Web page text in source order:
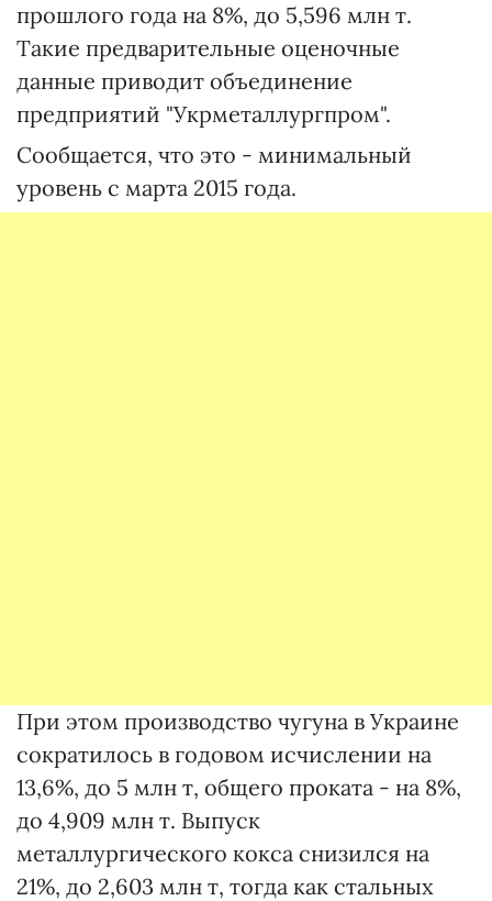
прошлого года на 8%, до 5,596 млн т.
Такие предварительные оценочные
данные приводит объединение
предприятий "Укрметаллургпром".
Сообщается, что это - минимальный
уровень с марта 2015 года.
При этом производство чугуна в Украине
сократилось в годовом исчислении на
13,6%, до 5 млн т, общего проката - на 8%,
до 4,909 млн т. Выпуск
металлургического кокса снизился на
21%, до 2,603 млн т, тогда как стальных